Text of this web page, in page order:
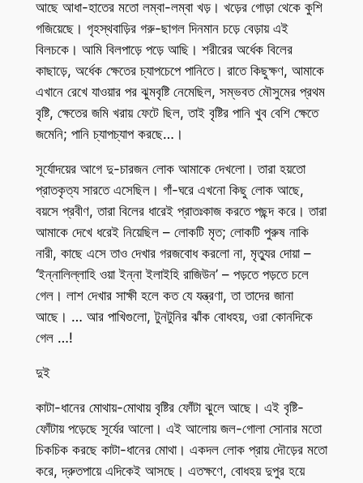
আছে আধা-হাতের মতো লম্বা-লম্বা খড়। খড়ের গোড়া থেকে কুশি
গজিয়েছে। গৃহস্থবাড়ির গরু-ছাগল দিনমান চড়ে বেড়ায় এই
বিলচকে। আমি বিলপাড়ে পড়ে আছি। শরীরের অর্ধেক বিলের
কাছাড়ে, অর্ধেক ক্ষেতের চ্যাপচেপে পানিতে। রাতে কিছুক্ষণ, আমাকে
এখানে রেখে যাওয়ার পর ঝুমবৃষ্টি নেমেছিল, সম্ভবত মৌসুমের প্রথম
বৃষ্টি, ক্ষেতের জমি খরায় ফেটে ছিল, তাই বৃষ্টির পানি খুব বেশি ক্ষেতে
জমেনি; পানি চ্যাপচ্যাপ করছে…।
সূর্যোদয়ের আগে দু-চারজন লোক আমাকে দেখলো। তারা হয়তো
প্রাতকৃত্য সারতে এসেছিল। গাঁ-ঘরে এখনো কিছু লোক আছে,
বয়সে প্রবীণ, তারা বিলের ধারেই প্রাতঃকাজ করতে পছন্দ করে। তারা
আমাকে দেখে ধরেই নিয়েছিল – লোকটি মৃত; লোকটি পুরুষ নাকি
নারী, কাছে এসে তাও দেখার গরজবোধ করলো না, মৃত্যুর দোয়া –
‘ইন্নালিল্লাহি ওয়া ইন্না ইলাইহি রাজিউন’ – পড়তে পড়তে চলে
গেল। লাশ দেখার সাক্ষী হলে কত যে যন্ত্রণা, তা তাদের জানা
আছে। … আর পাখিগুলো, টুনটুনির ঝাঁক বোধহয়, ওরা কোনদিকে
গেল …!
দুই
কাটা-ধানের মোথায়-মোথায় বৃষ্টির ফোঁটা ঝুলে আছে। এই বৃষ্টি-
ফোঁটায় পড়েছে সূর্যের আলো। এই আলোয় জল-গোলা সোনার মতো
চিকচিক করছে কাটা-ধানের মোথা। একদল লোক প্রায় দৌড়ের মতো
করে, দ্রুতপায়ে এদিকেই আসছে। এতক্ষণে, বোধহয় দুপুর হয়ে